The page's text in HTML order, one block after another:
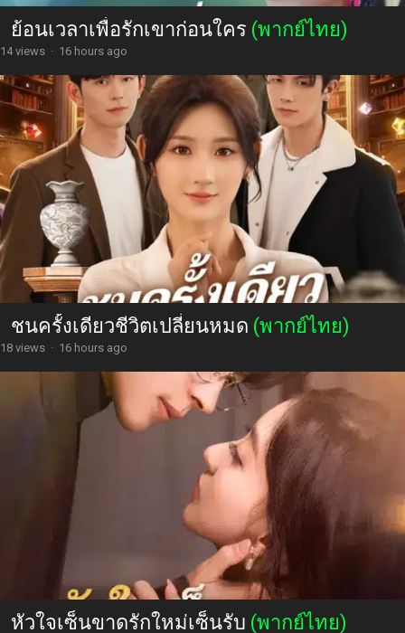
ย้อนเวลาเพื่อรักเขาก่อนใคร (พากย์ไทย)
14 views · 16 hours ago
ชนครั้งเดียวชีวิตเปลี่ยนหมด (พากย์ไทย)
18 views · 16 hours ago
หัวใจเซ็นขาดรักใหม่เซ็นรับ (พากย์ไทย)